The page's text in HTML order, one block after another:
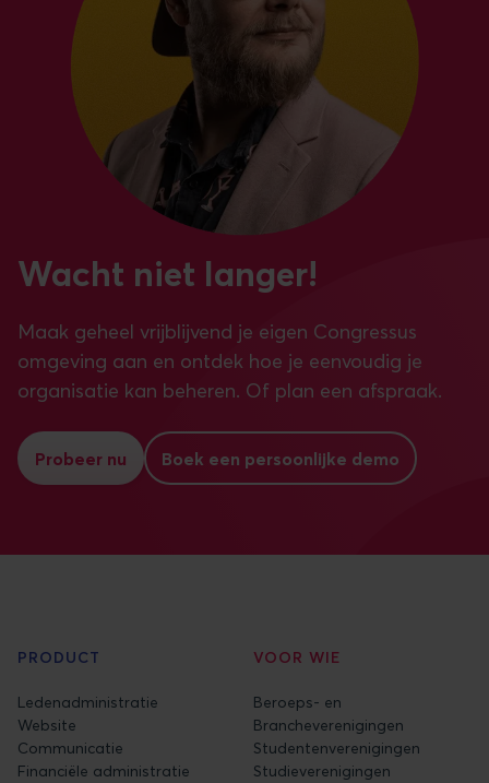
Wacht niet langer!
Maak geheel vrijblijvend je eigen Congressus
omgeving aan en ontdek hoe je eenvoudig je
organisatie kan beheren. Of plan een afspraak.
Probeer nu Boek een persoonlijke demo
PRODUCT
Ledenadministratie
Website
Communicatie
Financiële administratie
VOOR WIE
Beroeps- en
Brancheverenigingen
Studentenverenigingen
Studieverenigingen